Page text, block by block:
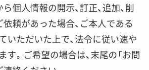
個人情報の開示、訂正、追加、削
依頼があった場合、ご本人である
いただいた上で、法令に従い速や
す。ご希望の場合は、末尾の「お問